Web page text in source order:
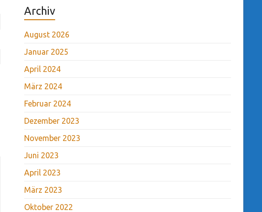
Archiv
August 2026
Januar 2025
April 2024
März 2024
Februar 2024
Dezember 2023
November 2023
Juni 2023
April 2023
März 2023
Oktober 2022